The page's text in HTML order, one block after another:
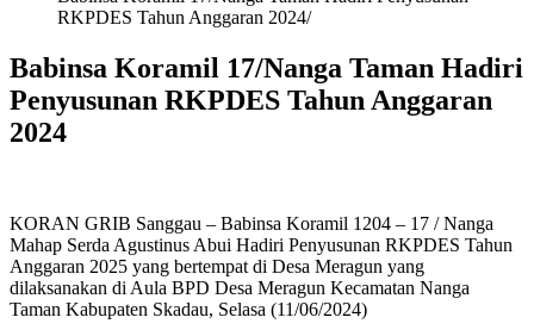
RKPDES Tahun Anggaran 2024
Babinsa Koramil 17/Nanga Taman Hadiri
Penyusunan RKPDES Tahun Anggaran
2024
KORAN GRIB Sanggau – Babinsa Koramil 1204 – 17 / Nanga
Mahap Serda Agustinus Abui Hadiri Penyusunan RKPDES Tahun
Anggaran 2025 yang bertempat di Desa Meragun yang
dilaksanakan di Aula BPD Desa Meragun Kecamatan Nanga
Taman Kabupaten Skadau, Selasa (11/06/2024)